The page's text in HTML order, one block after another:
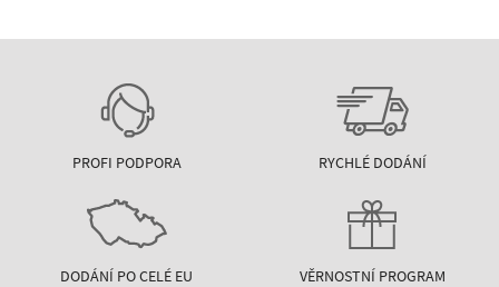
PROFI PODPORA RYCHLÉ DODÁNÍ
DODÁNÍ PO CELÉ EU VĚRNOSTNÍ PROGRAM